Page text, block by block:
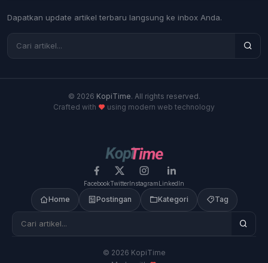
Dapatkan update artikel terbaru langsung ke inbox Anda.
© 2026 KopiTime. All rights reserved.
Crafted with
using modern web technology
FacebookTwitterInstagramLinkedIn
Home Postingan Kategori Tag
© 2026 KopiTime